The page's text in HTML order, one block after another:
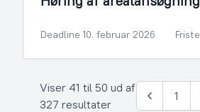
Deadline 10. februar 2026
Viser 41 til 50 ud af
327 resultater
Forrige
1